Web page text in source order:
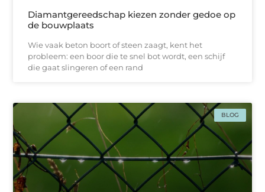
Diamantgereedschap kiezen zonder gedoe op
de bouwplaats
Wie vaak beton boort of steen zaagt, kent het
probleem: een boor die te snel bot wordt, een schijf
die gaat slingeren of een rand
BLOG